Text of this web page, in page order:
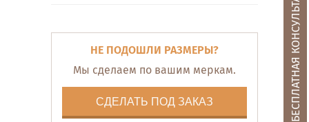
НЕ ПОДОШЛИ РАЗМЕРЫ?
Мы сделаем по вашим меркам.
СДЕЛАТЬ ПОД ЗАКАЗ БЕСПЛАТНАЯ КОНСУЛЬТАЦИЯ